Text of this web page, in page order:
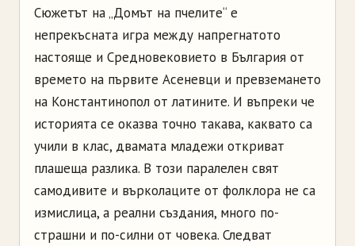
Сюжетът на „Домът на пчелите“ е
непрекъсната игра между напрегнатото
настояще и Средновековието в България от
времето на първите Асеневци и превземането
на Константинопол от латините. И въпреки че
историята се оказва точно такава, каквато са
учили в клас, двамата младежи откриват
плашеща разлика. В този паралелен свят
самодивите и върколаците от фолклора не са
измислица, а реални създания, много по-
страшни и по-силни от човека. Следват